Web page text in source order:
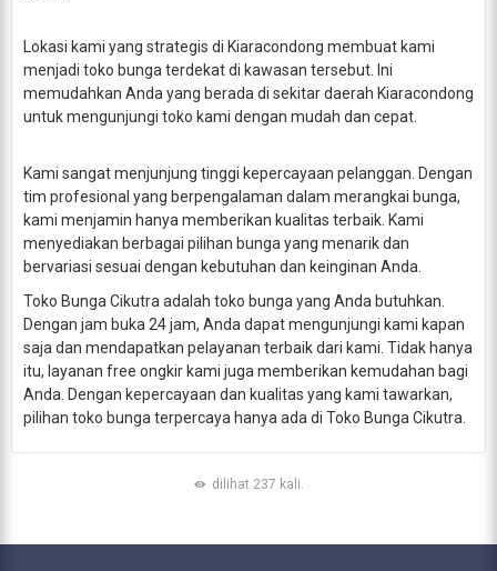
Lokasi kami yang strategis di Kiaracondong membuat kami
menjadi toko bunga terdekat di kawasan tersebut. Ini
memudahkan Anda yang berada di sekitar daerah Kiaracondong
untuk mengunjungi toko kami dengan mudah dan cepat.
Kami sangat menjunjung tinggi kepercayaan pelanggan. Dengan
tim profesional yang berpengalaman dalam merangkai bunga,
kami menjamin hanya memberikan kualitas terbaik. Kami
menyediakan berbagai pilihan bunga yang menarik dan
bervariasi sesuai dengan kebutuhan dan keinginan Anda.
Toko Bunga Cikutra adalah toko bunga yang Anda butuhkan.
Dengan jam buka 24 jam, Anda dapat mengunjungi kami kapan
saja dan mendapatkan pelayanan terbaik dari kami. Tidak hanya
itu, layanan free ongkir kami juga memberikan kemudahan bagi
Anda. Dengan kepercayaan dan kualitas yang kami tawarkan,
pilihan toko bunga terpercaya hanya ada di Toko Bunga Cikutra.
dilihat 237 kali.